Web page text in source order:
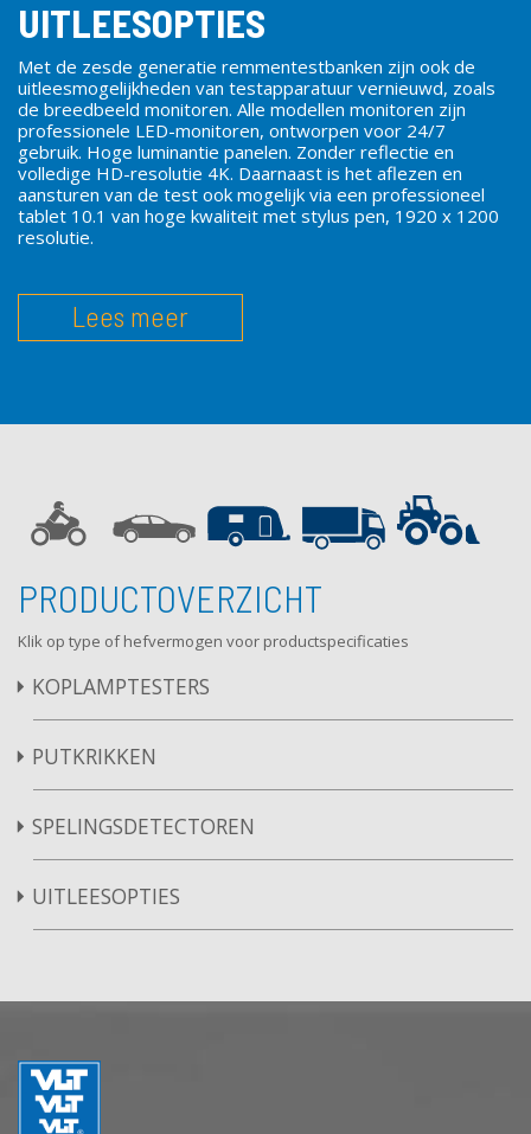
UITLEESOPTIES
Met de zesde generatie remmentestbanken zijn ook de
uitleesmogelijkheden van testapparatuur vernieuwd, zoals
de breedbeeld monitoren. Alle modellen monitoren zijn
professionele LED-monitoren, ontworpen voor 24/7
gebruik. Hoge luminantie panelen. Zonder reflectie en
volledige HD-resolutie 4K. Daarnaast is het aflezen en
aansturen van de test ook mogelijk via een professioneel
tablet 10.1 van hoge kwaliteit met stylus pen, 1920 x 1200
resolutie.
Lees meer
PRODUCTOVERZICHT
Klik op type of hefvermogen voor productspecificaties
KOPLAMPTESTERS
PUTKRIKKEN
SPELINGSDETECTOREN
UITLEESOPTIES